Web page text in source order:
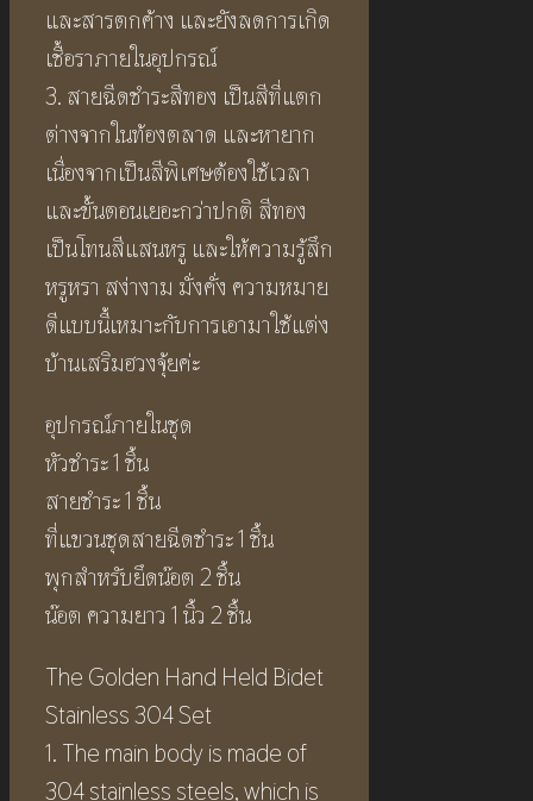
และสารตกค้าง และยังลดการเกิด
เชื้อราภายในอุปกรณ์
3. สายฉีดชำระสีทอง เป็นสีที่แตก
ต่างจากในท้องตลาด และหายาก
เนื่องจากเป็นสีพิเศษต้องใช้เวลา
และขั้นตอนเยอะกว่าปกติ สีทอง
เป็นโทนสีแสนหรู และให้ความรู้สึก
หรูหรา สง่างาม มั่งคั่ง ความหมาย
ดีแบบนี้เหมาะกับการเอามาใช้แต่ง
บ้านเสริมฮวงจุ้ยค่ะ
อุปกรณ์ภายในชุด
หัวชำระ 1 ชิ้น
สายชำระ 1 ชิ้น
ที่แขวนชุดสายฉีดชำระ 1 ชิ้น
พุกสำหรับยึดน๊อต 2 ชิ้น
น๊อต ความยาว 1 นิ้ว 2 ชิ้น
The Golden Hand Held Bidet
Stainless 304 Set
1. The main body is made of
304 stainless steels, which is